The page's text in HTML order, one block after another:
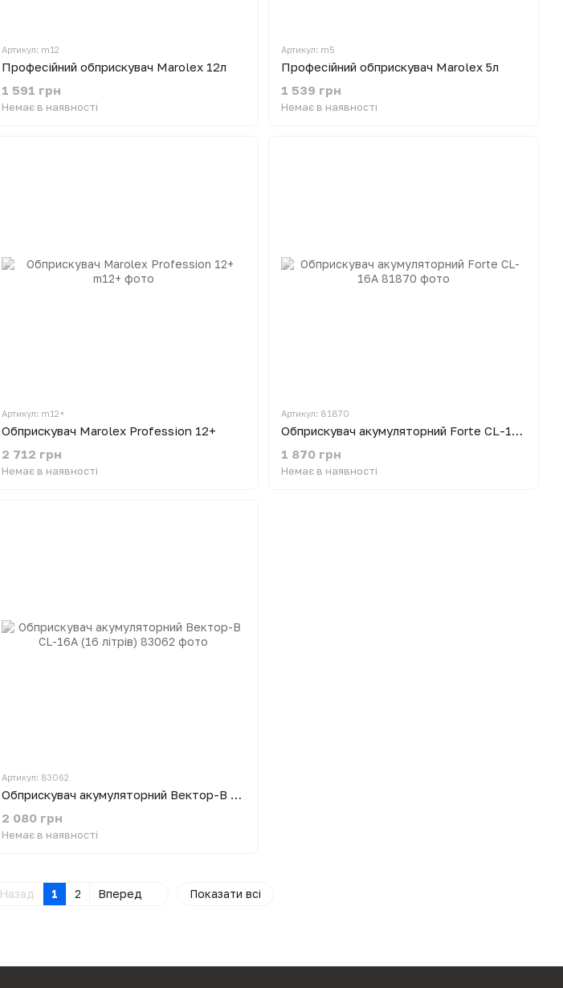
Артикул: m12
Професійний обприскувач Marolex 12л
1 591 грн
Немає в наявності
Артикул: m5
Професійний обприскувач Marolex 5л
1 539 грн
Немає в наявності
Артикул: m12+
Обприскувач Marolex Profession 12+
2 712 грн
Немає в наявності
Артикул: 81870
Обприскувач акумуляторний Forte CL-16A
1 870 грн
Немає в наявності
Артикул: 83062
2 080 грн
Немає в наявності
Назад 1 2 Вперед Показати всі